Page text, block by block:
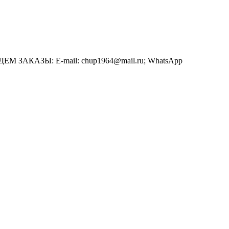
E-mail: chup1964@mail.ru; WhatsApp